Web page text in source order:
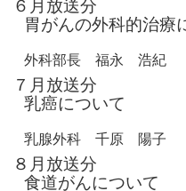
６月放送分
胃がんの外科的治療
外科部長 福永 浩紀
７月放送分
乳癌について
乳腺外科 千原 陽子
８月放送分
食道がんについて